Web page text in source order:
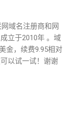
域名注册商和网
立于2010年 。域
金，续费9.95相对
以试一试！谢谢